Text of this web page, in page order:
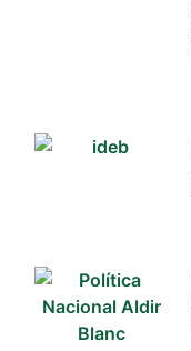
PIPA
Gerais
Serviços Tibau